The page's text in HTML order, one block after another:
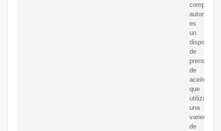
automática
es
un
dispositivo
de
prensado
de
aceite
que
utiliza
una
variedad
de